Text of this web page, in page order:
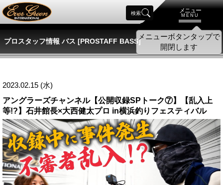
メニュー
MENU
検索
プロスタッフ情報 バス [PROSTAFF BASS]
2023.02.15 (水)
アングラーズチャンネル【公開収録SPトーク⑦】【乱入上
等!?】石井館長×大西健太プロ in横浜釣りフェスティバル